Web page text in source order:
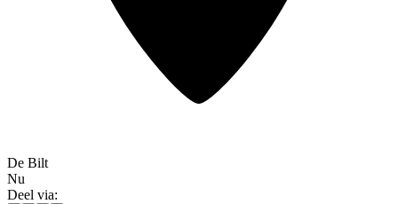
De Bilt
Nu
Deel via: